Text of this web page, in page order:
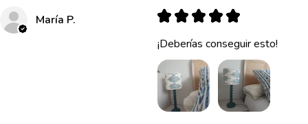
María P. ★ ★ ★ ★ ★
¡Deberías conseguir esto!